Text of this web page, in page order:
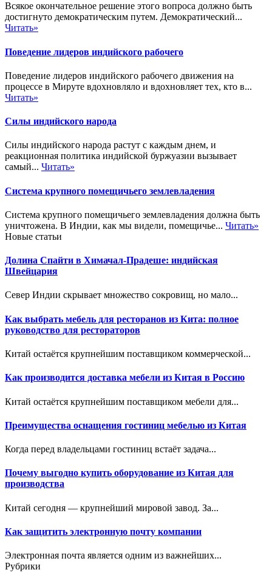
Всякое окончательное решение этого вопроса должно быть
достигнуто демократическим путем. Демократический...
Читать»
Поведение лидеров индийского рабочего
Поведение лидеров индийского рабочего движения на
процессе в Мируте вдохновляло и вдохновляет тех, кто в...
Читать»
Силы индийского народа
Силы индийского народа растут с каждым днем, и
реакционная политика индийской буржуазии вызывает
самый... Читать»
Система крупного помещичьего землевладения
Система крупного помещичьего землевладения должна быть
уничтожена. В Индии, как мы видели, помещичье... Читать»
Новые статьи
Долина Спайти в Химачал-Прадеше: индийская
Швейцария
Север Индии скрывает множество сокровищ, но мало...
Как выбрать мебель для ресторанов из Кита: полное
руководство для рестораторов
Китай остаётся крупнейшим поставщиком коммерческой...
Как производится доставка мебели из Китая в Россию
Китай остаётся крупнейшим поставщиком мебели для...
Преимущества оснащения гостиниц мебелью из Китая
Когда перед владельцами гостиниц встаёт задача...
Почему выгодно купить оборудование из Китая для
производства
Китай сегодня — крупнейший мировой завод. За...
Как защитить электронную почту компании
Электронная почта является одним из важнейших...
Рубрики